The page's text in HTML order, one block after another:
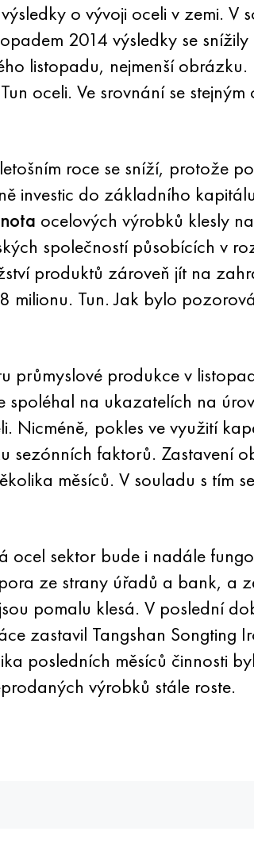
o vývoji oceli v zemi. V
2014 výsledky se
listopadu, nejmenší obrázku.
oceli. Ve srovnání se
roce se sníží, protože
investic do základního
ocelových výrobků klesly
společností působících v
produktů zároveň jít na
milionu. Tun. Jak bylo
průmyslové produkce v
na ukazatelích na
Nicméně, pokles ve využití
sezónních faktorů. Zastavení
měsíců. V souladu s tím
sektor bude i nadále
ze strany úřadů a bank, a
pomalu klesá. V poslední
zastavil Tangshan Songting
posledních měsíců činnosti
výrobků stále roste.